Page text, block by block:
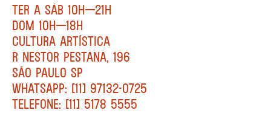
TER A SÁB 10H—21H
DOM 10H—18H
CULTURA ARTÍSTICA
R NESTOR PESTANA, 196
SÃO PAULO SP
WHATSAPP: [11] 97132-0725
TELEFONE: [11] 5178 5555